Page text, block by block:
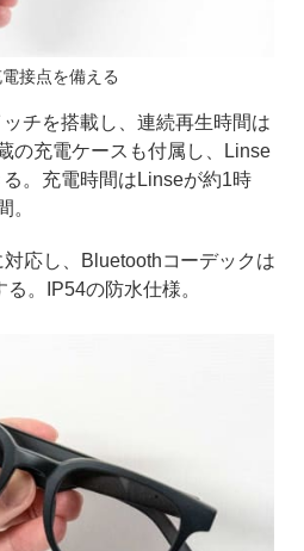
接点を備える
チを搭載し、連続再生時間は
の充電ケースも付属し、Linse
。充電時間はLinseが約1時
。
応し、Bluetoothコーデックは
。IP54の防水仕様。